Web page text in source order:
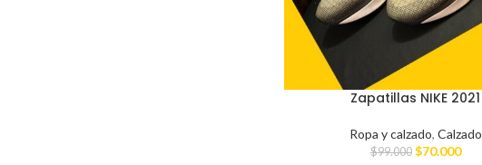
Zapatillas NIKE 2021
Ropa y calzado, Calzado
$99.000 $70.000